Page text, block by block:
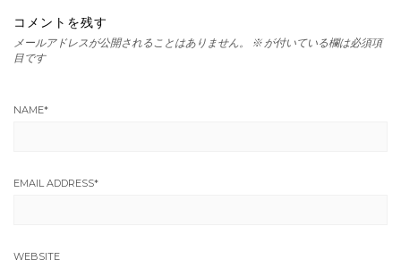
コメントを残す
メールアドレスが公開されることはありません。 ※ が付いている欄は必須項
目です
NAME*
EMAIL ADDRESS*
WEBSITE